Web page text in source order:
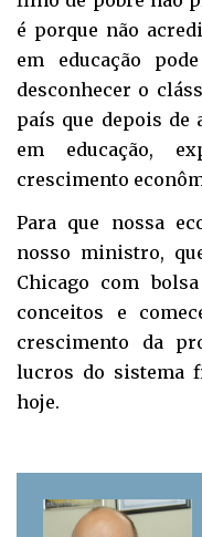
é porque não
em educação
desconhecer o
país que depois de
em educação,
crescimento
Para que nossa
nosso ministro,
Chicago com
conceitos e
crescimento da
lucros do sistema
hoje.